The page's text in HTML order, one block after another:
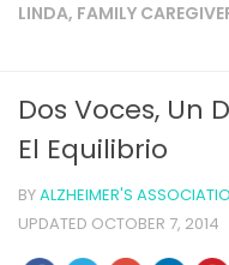
LINDA, FAMILY
Dos Voces, Un
El Equilibrio
BYALZHEIMER'S
UPDATED OCTOBER 7, 2014